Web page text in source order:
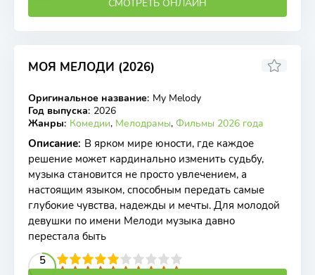
СМОТРЕТЬ ОНЛАЙН
МОЯ МЕЛОДИ (2026)
WEB-DL
Оригинальное название: My Melody
Год выпуска: 2026
Жанры: Комедии, Мелодрамы, Фильмы 2026 года
Описание: В ярком мире юности, где каждое
решение может кардинально изменить судьбу,
музыка становится не просто увлечением, а
настоящим языком, способным передать самые
глубокие чувства, надежды и мечты. Для молодой
девушки по имени Мелоди музыка давно
перестала быть
5
4 5 6 7 8 9 10